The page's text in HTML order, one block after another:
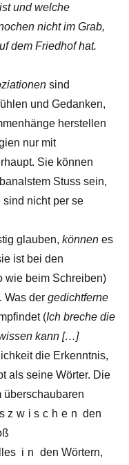
und welche
nicht im Grab,
dem Friedhof hat.
sind
und Gedanken,
herstellen
nur mit
Sie können
Stuss sein,
sind nicht per se
glauben, können es
ist bei den
wie beim Schreiben)
Was der gedichtferne
(Ich breche die
kann […]
die Erkenntnis,
als seine Wörter. Die
überschaubaren
zwischen den
in den Wörtern,